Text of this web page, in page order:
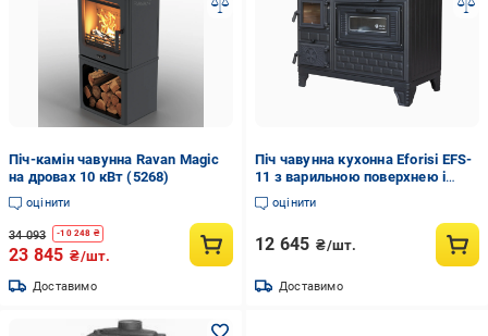
Піч-камін чавунна Ravan Magic
на дровах 10 кВт (5268)
оцінити
34 093 -10 248 ₴
23 845 ₴/шт.
Доставимо
Піч чавунна кухонна Eforisi EFS-
11 з варильною поверхнею і
духовкою 8,6 кВт (33087496)
оцінити
12 645 ₴/шт.
Доставимо